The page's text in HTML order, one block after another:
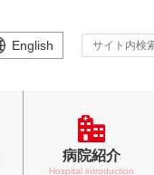
English
病院紹介
Hospital introduction